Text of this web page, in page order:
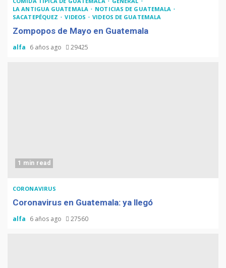
LA ANTIGUA GUATEMALA
NOTICIAS DE GUATEMALA
SACATEPÉQUEZ
VIDEOS VIDEOS DE GUATEMALA
Zompopos de Mayo en Guatemala
alfa 6 años ago 29425
1 min read
CORONAVIRUS
Coronavirus en Guatemala: ya llegó
alfa 6 años ago 27560